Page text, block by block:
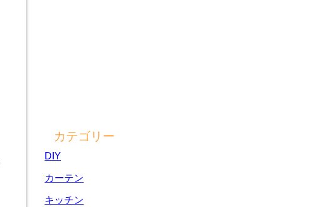
カテゴリー
DIY
カーテン
キッチン